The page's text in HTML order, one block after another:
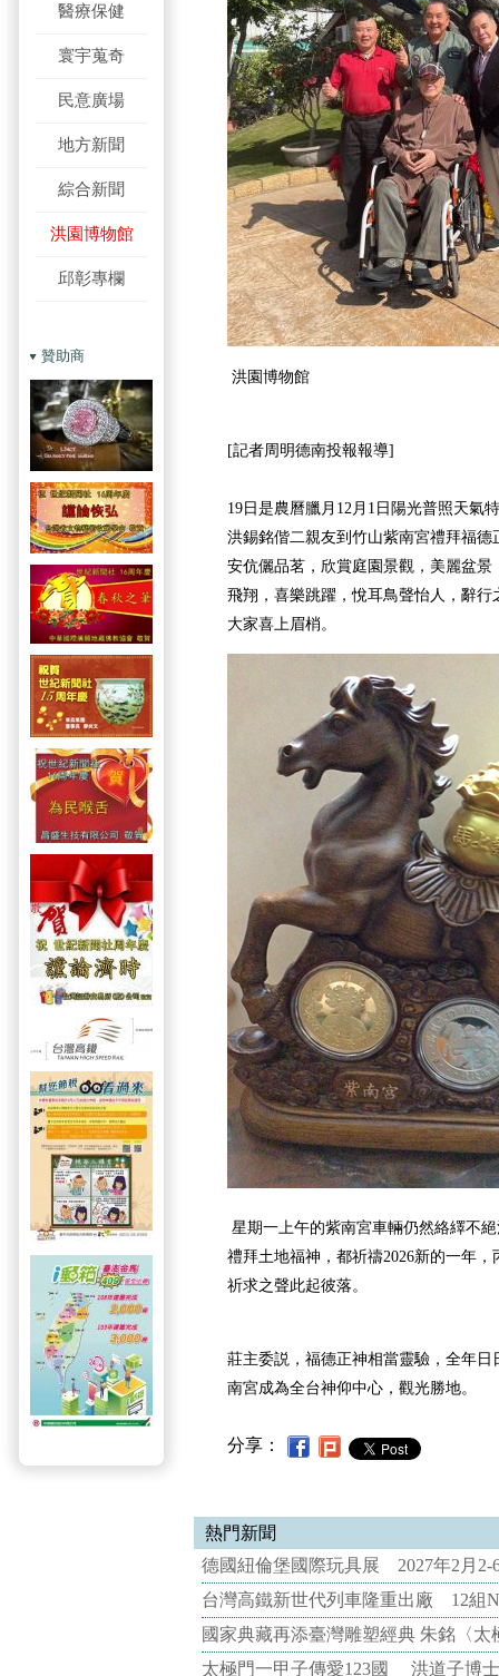
醫療保健
寰宇蒐奇
民意廣場
地方新聞
綜合新聞
洪園博物館
邱彰專欄
贊助商
洪園博物館
[記者周明德南投報報導]
19日是農曆臘月12月1日陽光普照天氣
洪錫銘偕二親友到竹山紫南宮禮拜福
安伉儷品茗，欣賞庭園景觀，美麗盆
飛翔，喜樂跳躍，悅耳鳥聲怡人，辭
大家喜上眉梢。
星期一上午的紫南宮車輛仍然絡繹不
禮拜土地福神，都祈禱2026新的一年
祈求之聲此起彼落。
莊主委説，福德正神相當靈驗，全年
南宮成為全台神仰中心，觀光勝地。
分享：
熱門新聞
德國紐倫堡國際玩具展 2027年2月2-
台灣高鐵新世代列車隆重出廠 12組
國家典藏再添臺灣雕塑經典 朱銘〈
太極門一甲子傳愛123國 洪道子博